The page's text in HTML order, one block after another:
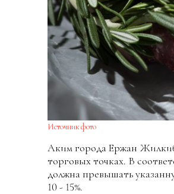
Источник фото
Аким города Ержан
торговых точках. В
должна превышать
10 - 15%.